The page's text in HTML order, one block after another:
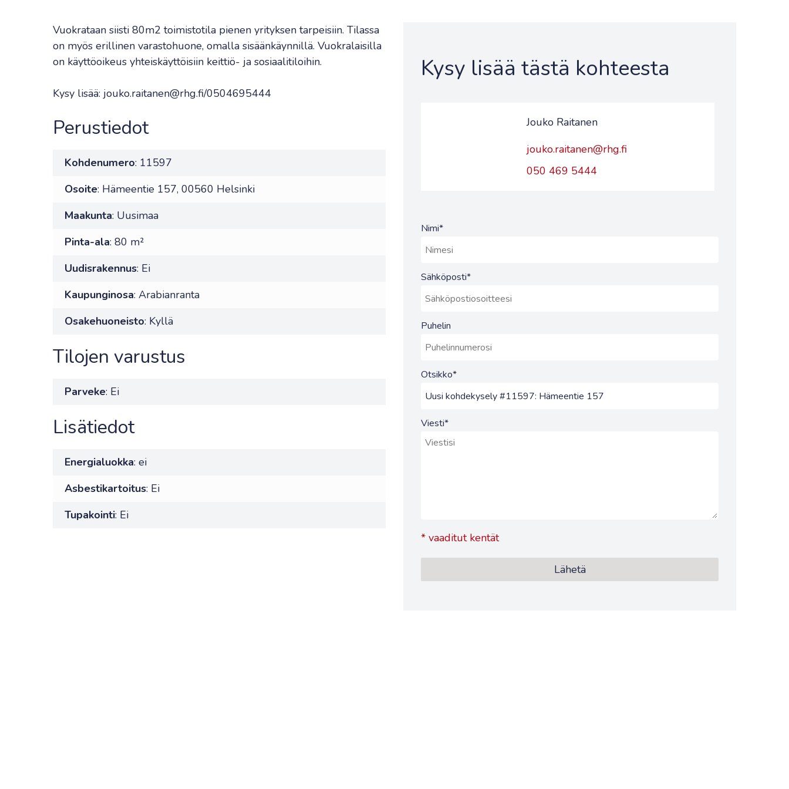
Vuokrataan siisti 80m2 toimistotila pienen yrityksen tarpeisiin. Tilassa
on myös erillinen varastohuone, omalla sisäänkäynnillä. Vuokralaisilla
on käyttöoikeus yhteiskäyttöisiin keittiö- ja sosiaalitiloihin.
Kysy lisää: jouko.raitanen@rhg.fi/0504695444
Perustiedot
Kohdenumero: 11597
Osoite: Hämeentie 157, 00560 Helsinki
Maakunta: Uusimaa
Pinta-ala: 80 m²
Uudisrakennus: Ei
Kaupunginosa: Arabianranta
Osakehuoneisto: Kyllä
Tilojen varustus
Parveke: Ei
Lisätiedot
Energialuokka: ei
Asbestikartoitus: Ei
Tupakointi: Ei
Kysy lisää tästä kohteesta
Jouko Raitanen
jouko.raitanen@rhg.fi
050 469 5444
Nimi*
Sähköposti*
Puhelin
Otsikko*
Viesti*
* vaaditut kentät